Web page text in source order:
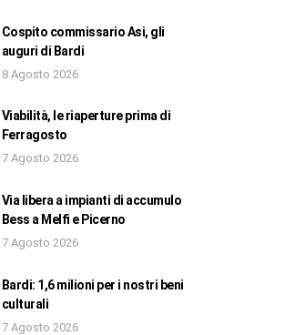
Cospito commissario Asi, gli
auguri di Bardi
8 Agosto 2026
Viabilità, le riaperture prima di
Ferragosto
7 Agosto 2026
Via libera a impianti di accumulo
Bess a Melfi e Picerno
7 Agosto 2026
Bardi: 1,6 milioni per i nostri beni
culturali
7 Agosto 2026